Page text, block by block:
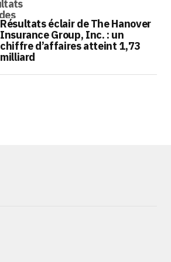
Résultats éclair de The Hanover
Insurance Group, Inc. : un
chiffre d’affaires atteint 1,73
milliard